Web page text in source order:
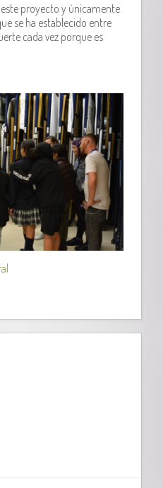
proyecto y únicamente
se ha establecido entre
cada vez porque es